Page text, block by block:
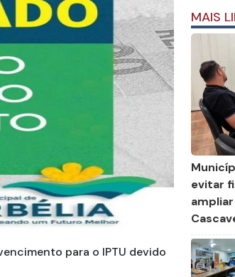
para o IPTU devido
MAIS
evitar